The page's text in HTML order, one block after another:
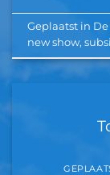
Geplaatst in
new show,